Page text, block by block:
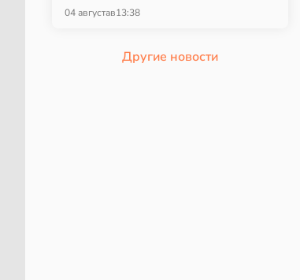
04 августав13:38
Другие новости